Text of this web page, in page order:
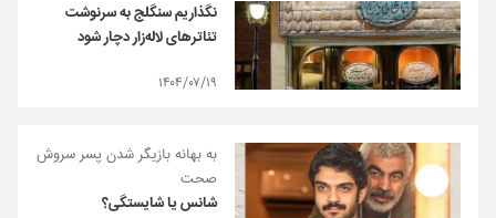
نگذاریم سنگلج به سرنوشت
تئاترهای لاله‌زار دچار شود
۱۴۰۴/۰۷/۱۹
به بهانه بازیگر شدن پسر سروش
صحت
شانس یا شایستگی؟